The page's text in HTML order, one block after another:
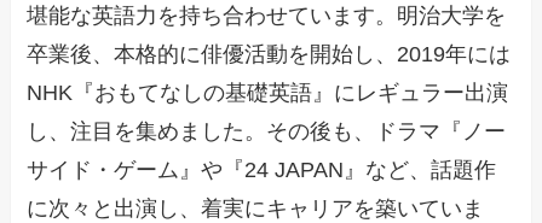
堪能な英語力を持ち合わせています。明治大学を
卒業後、本格的に俳優活動を開始し、2019年には
NHK『おもてなしの基礎英語』にレギュラー出演
し、注目を集めました。その後も、ドラマ『ノー
サイド・ゲーム』や『24 JAPAN』など、話題作
に次々と出演し、着実にキャリアを築いていま